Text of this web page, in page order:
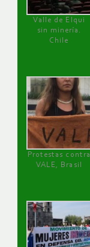
Valle de Elqui
sin minería.
Chile
Protestas contra
VALE, Brasil